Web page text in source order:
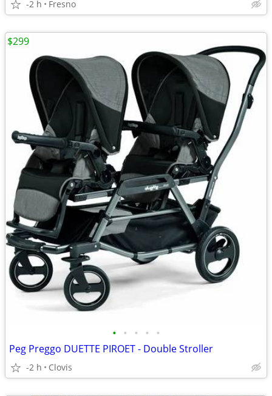
-2 h Fresno
• • • • •
Peg Preggo DUETTE PIROET - Double Stroller
-2 h Clovis
$299